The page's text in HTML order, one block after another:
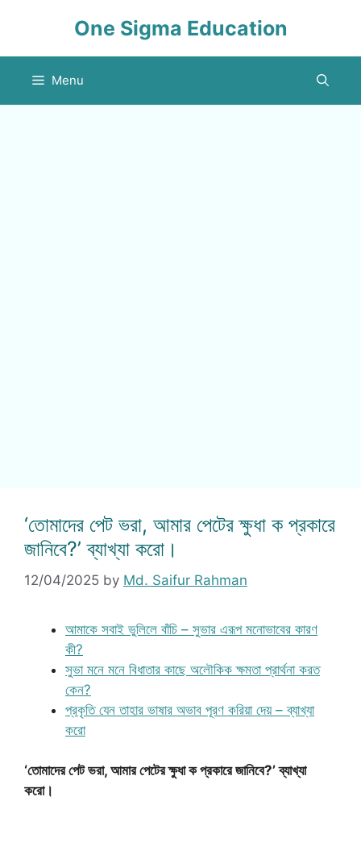
One Sigma Education
Menu
‘তোমাদের পেট ভরা, আমার পেটের ক্ষুধা ক প্রকারে
জানিবে?’ ব্যাখ্যা করো।
12/04/2025 by Md. Saifur Rahman
আমাকে সবাই ভুলিলে বাঁচি – সুভার এরূপ মনোভাবের কারণ
কী?
সুভা মনে মনে বিধাতার কাছে অলৌকিক ক্ষমতা প্রার্থনা করত
কেন?
প্রকৃতি যেন তাহার ভাষার অভাব পূরণ করিয়া দেয় – ব্যাখ্যা
করো
‘তোমাদের পেট ভরা, আমার পেটের ক্ষুধা ক প্রকারে জানিবে?’ ব্যাখ্যা
করো।